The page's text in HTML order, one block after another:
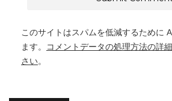
このサイトはスパムを低減するために
ます。
コメントデータの処理方法の詳
さい。